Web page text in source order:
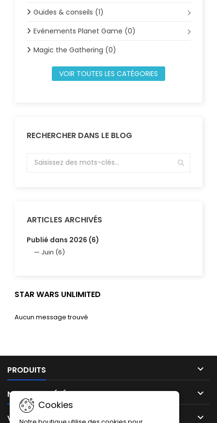
Guides & conseils (1)
Evénements Planet Game (0)
Magic the Gathering (0)
VOIR TOUTES LES CATÉGORIES
RECHERCHER DANS LE BLOG
ARTICLES ARCHIVÉS
Publié dans 2026 (6)
Juin (6)
STAR WARS UNLIMITED
Aucun message trouvé
PRODUITS 
NOTRE SOCIÉTÉ 
VOTRE COMPTE 
Cookies